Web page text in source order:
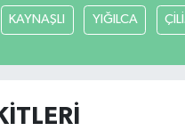
KAYNAŞLI YIĞILCA